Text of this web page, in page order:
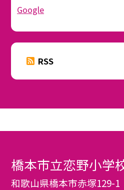
Google
RSS
橋本市立恋野小学
和歌山県橋本市赤塚129-1